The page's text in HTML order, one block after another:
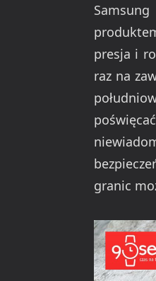
presja i
raz na
granic